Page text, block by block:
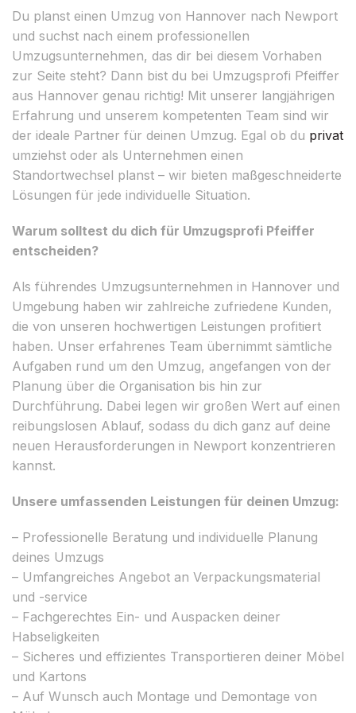
Du planst einen Umzug von Hannover nach Newport
und suchst nach einem professionellen
Umzugsunternehmen, das dir bei diesem Vorhaben
zur Seite steht? Dann bist du bei Umzugsprofi Pfeiffer
aus Hannover genau richtig! Mit unserer langjährigen
Erfahrung und unserem kompetenten Team sind wir
der ideale Partner für deinen Umzug. Egal ob du privat
umziehst oder als Unternehmen einen
Standortwechsel planst – wir bieten maßgeschneiderte
Lösungen für jede individuelle Situation.
Warum solltest du dich für Umzugsprofi Pfeiffer
entscheiden?
Als führendes Umzugsunternehmen in Hannover und
Umgebung haben wir zahlreiche zufriedene Kunden,
die von unseren hochwertigen Leistungen profitiert
haben. Unser erfahrenes Team übernimmt sämtliche
Aufgaben rund um den Umzug, angefangen von der
Planung über die Organisation bis hin zur
Durchführung. Dabei legen wir großen Wert auf einen
reibungslosen Ablauf, sodass du dich ganz auf deine
neuen Herausforderungen in Newport konzentrieren
kannst.
Unsere umfassenden Leistungen für deinen Umzug:
– Professionelle Beratung und individuelle Planung
deines Umzugs
– Umfangreiches Angebot an Verpackungsmaterial
und -service
– Fachgerechtes Ein- und Auspacken deiner
Habseligkeiten
– Sicheres und effizientes Transportieren deiner Möbel
und Kartons
– Auf Wunsch auch Montage und Demontage von